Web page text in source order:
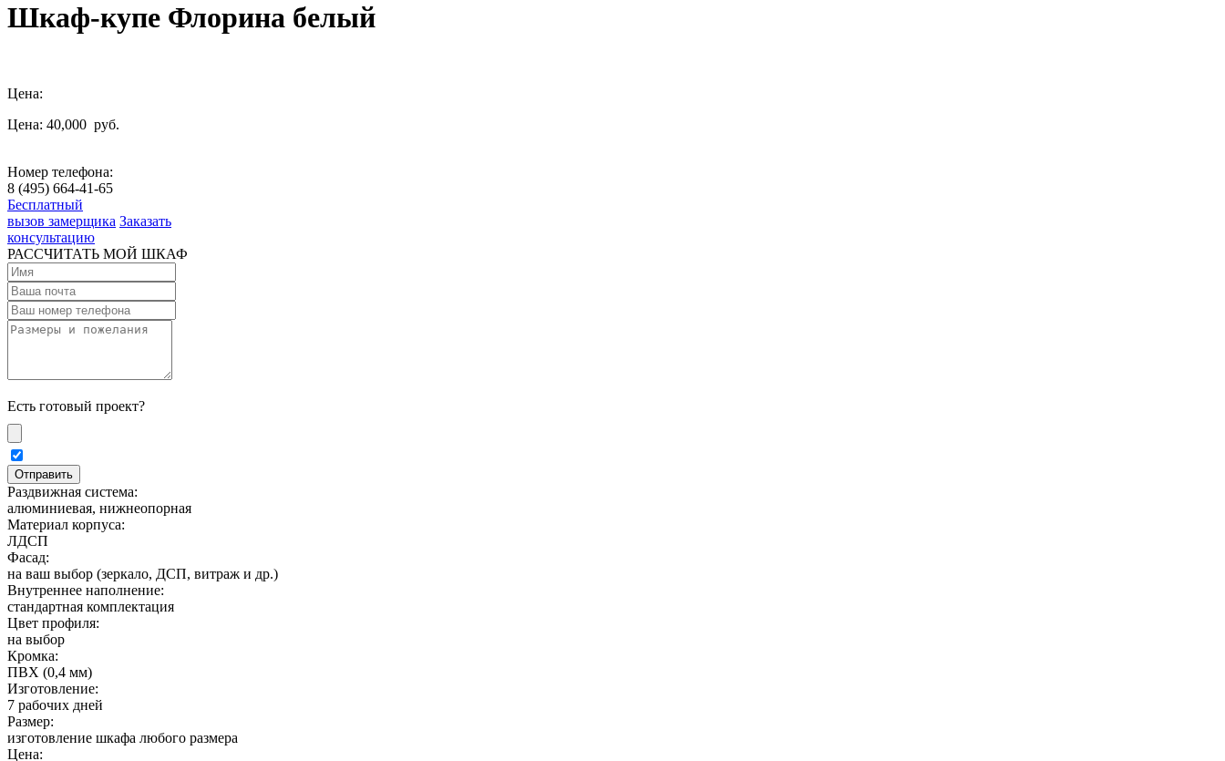
Шкаф-купе Флорина белый
Цена:
Цена: 40,000 руб.
Номер телефона:
8 (495) 664-41-65
Бесплатный
вызов замерщика Заказать
консультацию
РАССЧИТАТЬ МОЙ ШКАФ
Есть готовый проект?
Раздвижная система:
алюминиевая, нижнеопорная
Материал корпуса:
ЛДСП
Фасад:
на ваш выбор (зеркало, ДСП, витраж и др.)
Внутреннее наполнение:
стандартная комплектация
Цвет профиля:
на выбор
Кромка:
ПВХ (0,4 мм)
Изготовление:
7 рабочих дней
Размер:
изготовление шкафа любого размера
Цена: